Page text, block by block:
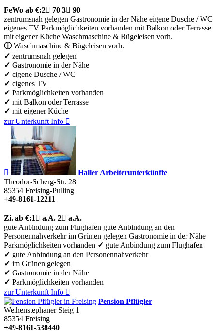
FeWo ab €:2 70 3 90
zentrumsnah gelegen Gastronomie in der Nähe eigene Dusche / WC
eigenes TV Parkmöglichkeiten vorhanden mit Balkon oder Terrasse
mit eigener Küche Waschmaschine & Bügeleisen vorh.
ⓘWaschmaschine & Bügeleisen vorh.
✓ zentrumsnah gelegen
✓ Gastronomie in der Nähe
✓ eigene Dusche / WC
✓ eigenes TV
✓ Parkmöglichkeiten vorhanden
✓ mit Balkon oder Terrasse
✓ mit eigener Küche
zur Unterkunft Info 

Haller Arbeiterunterkünfte
Theodor-Scherg-Str. 28
85354 Freising-Pulling
+49-8161-12211
Zi. ab €:1  a.A. 2 a.A.
gute Anbindung zum Flughafen gute Anbindung an den
Personennahverkehr im Grünen gelegen Gastronomie in der Nähe
Parkmöglichkeiten vorhanden ✓ gute Anbindung zum Flughafen
✓ gute Anbindung an den Personennahverkehr
✓ im Grünen gelegen
✓ Gastronomie in der Nähe
✓ Parkmöglichkeiten vorhanden
zur Unterkunft Info 
Pension Pflügler
Weihenstephaner Steig 1
85354 Freising
+49-8161-538440